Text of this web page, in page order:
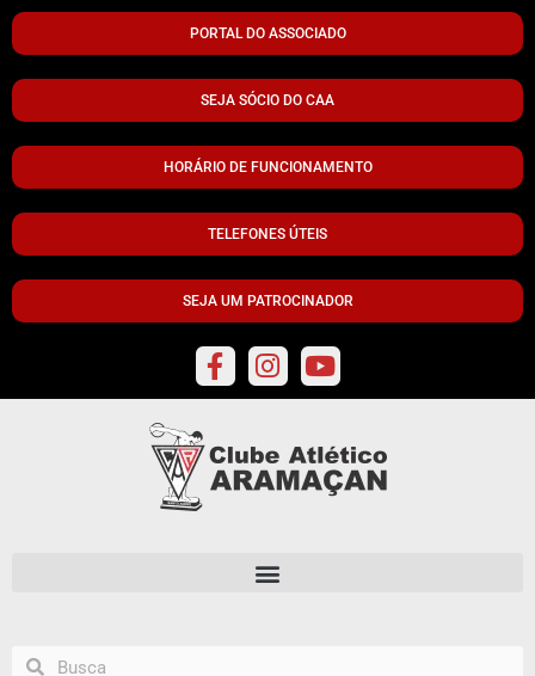
PORTAL DO ASSOCIADO
SEJA SÓCIO DO CAA
HORÁRIO DE FUNCIONAMENTO
TELEFONES ÚTEIS
SEJA UM PATROCINADOR